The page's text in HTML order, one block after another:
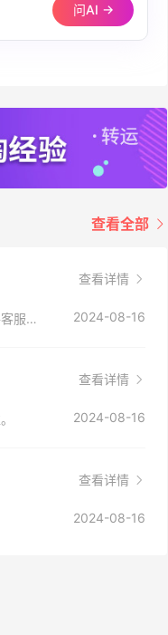
问AI →
查看全部
查看详情
电话客服：0202 740 2085 在线客服：网站首页底部contact us-live chat 邮件客服：https://help.spacenk.com/hc/en-us/requests/new 2024-08-16
查看详情
2024-08-16
查看详情
2024-08-16
夏季大促！DVN 麂皮运动鞋
朗等